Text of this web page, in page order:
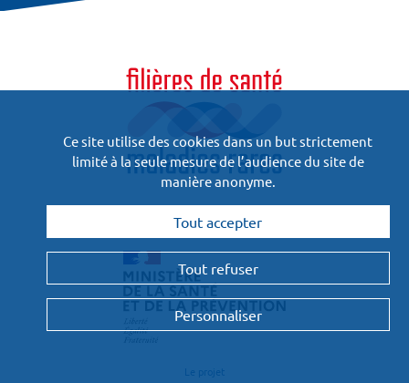
Financées
et pilotées par :
Le projet
Ce site utilise des cookies dans un but strictement
limité à la seule mesure de l’audience du site de
manière anonyme.
Tout accepter
Tout refuser
Personnaliser